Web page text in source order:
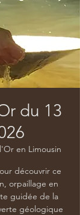
du 13
en Limousin
découvrir ce
orpaillage en
guidée de la
géologique